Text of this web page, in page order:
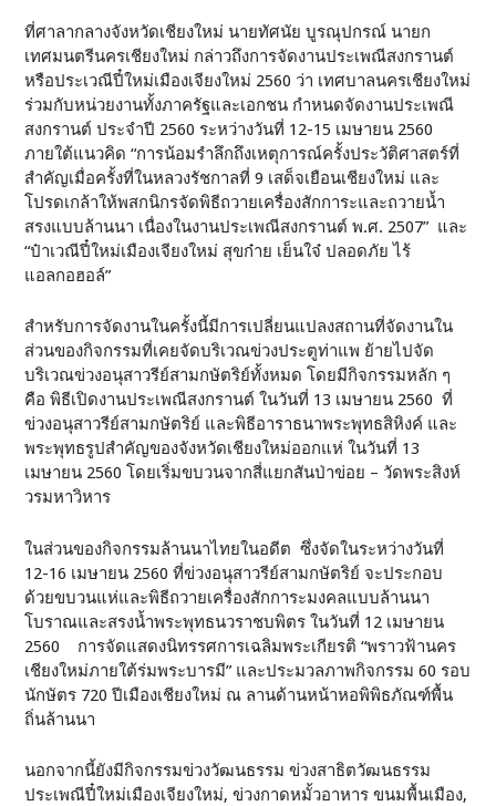
ที่ศาลากลางจังหวัดเชียงใหม่ นายทัศนัย บูรณุปกรณ์ นายก
เทศมนตรีนครเชียงใหม่ กล่าวถึงการจัดงานประเพณีสงกรานต์
หรือประเวณีปี๋ใหม่เมืองเจียงใหม่ 2560 ว่า เทศบาลนครเชียงใหม่
ร่วมกับหน่วยงานทั้งภาครัฐและเอกชน กำหนดจัดงานประเพณี
สงกรานต์ ประจำปี 2560 ระหว่างวันที่ 12-15 เมษายน 2560
ภายใต้แนวคิด “การน้อมรำลึกถึงเหตุการณ์ครั้งประวัติศาสตร์ที่
สำคัญเมื่อครั้งที่ในหลวงรัชกาลที่ 9 เสด็จเยือนเชียงใหม่ และ
โปรดเกล้าให้พสกนิกรจัดพิธีถวายเครื่องสักการะและถวายน้ำ
สรงแบบล้านนา เนื่องในงานประเพณีสงกรานต์ พ.ศ. 2507” และ
“ป๋าเวณีปี๋ใหม่เมืองเจียงใหม่ สุขก๋าย เย็นใจ๋ ปลอดภัย ไร้
แอลกอฮอล์”
สำหรับการจัดงานในครั้งนี้มีการเปลี่ยนแปลงสถานที่จัดงานใน
ส่วนของกิจกรรมที่เคยจัดบริเวณข่วงประตูท่าแพ ย้ายไปจัด
บริเวณข่วงอนุสาวรีย์สามกษัตริย์ทั้งหมด โดยมีกิจกรรมหลัก ๆ
คือ พิธีเปิดงานประเพณีสงกรานต์ ในวันที่ 13 เมษายน 2560 ที่
ข่วงอนุสาวรีย์สามกษัตริย์ และพิธีอาราธนาพระพุทธสิหิงค์ และ
พระพุทธรูปสำคัญของจังหวัดเชียงใหม่ออกแห่ ในวันที่ 13
เมษายน 2560 โดยเริ่มขบวนจากสี่แยกสันป่าข่อย – วัดพระสิงห์
วรมหาวิหาร
ในส่วนของกิจกรรมล้านนาไทยในอดีต ซึ่งจัดในระหว่างวันที่
12-16 เมษายน 2560 ที่ข่วงอนุสาวรีย์สามกษัตริย์ จะประกอบ
ด้วยขบวนแห่และพิธีถวายเครื่องสักการะมงคลแบบล้านนา
โบราณและสรงน้ำพระพุทธนวราชบพิตร ในวันที่ 12 เมษายน
2560 การจัดแสดงนิทรรศการเฉลิมพระเกียรติ “พราวฟ้านคร
เชียงใหม่ภายใต้ร่มพระบารมี” และประมวลภาพกิจกรรม 60 รอบ
นักษัตร 720 ปีเมืองเชียงใหม่ ณ ลานด้านหน้าหอพิพิธภัณฑ์พื้น
ถิ่นล้านนา
นอกจากนี้ยังมีกิจกรรมข่วงวัฒนธรรม ข่วงสาธิตวัฒนธรรม
ประเพณีปี๋ใหม่เมืองเจียงใหม่, ข่วงกาดหมั้วอาหาร ขนมพื้นเมือง,